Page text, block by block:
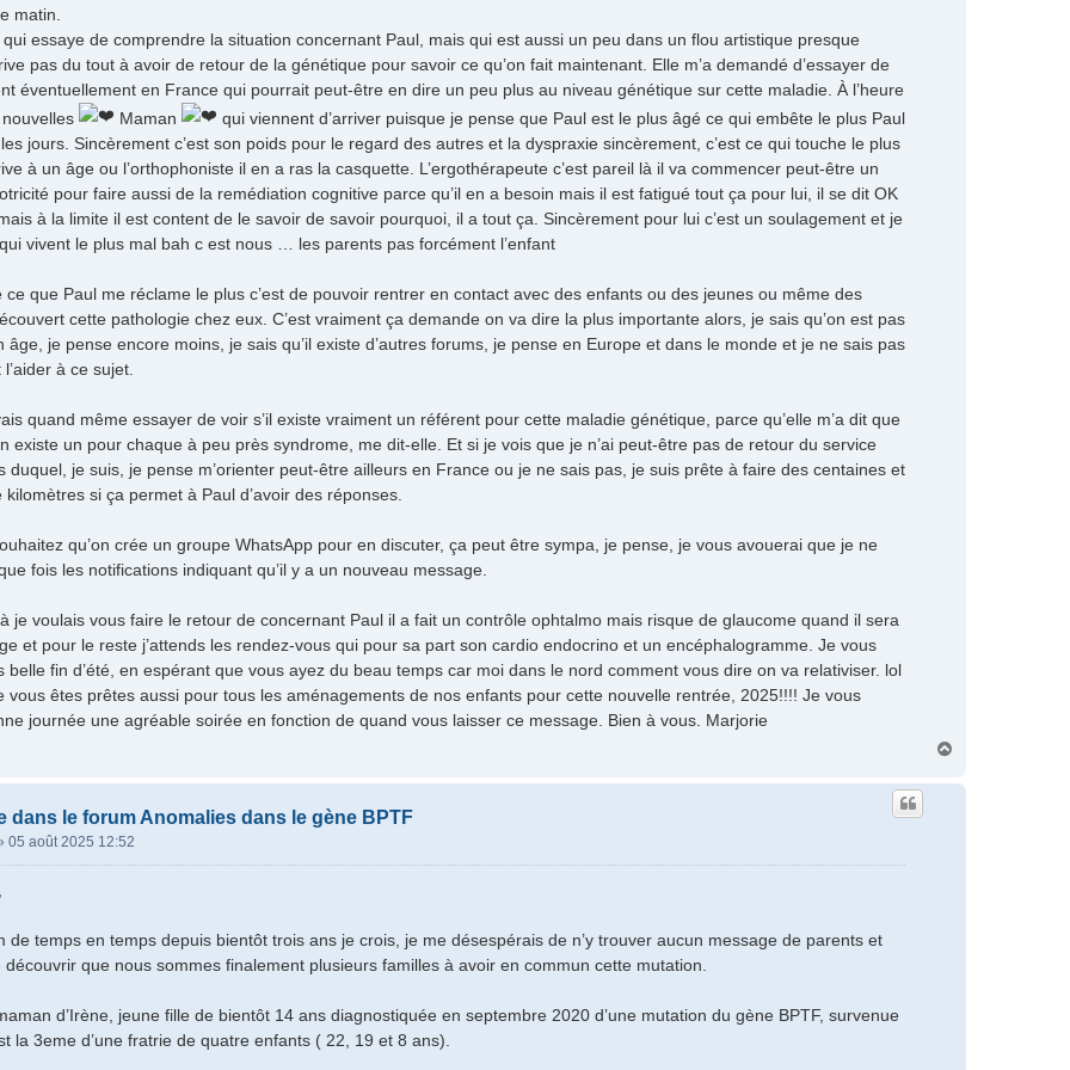
matin.
essaye de comprendre la situation concernant Paul, mais qui est aussi un peu dans un flou artistique presque
pas du tout à avoir de retour de la génétique pour savoir ce qu’on fait maintenant. Elle m’a demandé d’essayer de
éventuellement en France qui pourrait peut-être en dire un peu plus au niveau génétique sur cette maladie. À l’heure
Maman
qui viennent d’arriver puisque je pense que Paul est le plus âgé ce qui embête le plus Paul
jours. Sincèrement c’est son poids pour le regard des autres et la dyspraxie sincèrement, c’est ce qui touche le plus
à un âge ou l’orthophoniste il en a ras la casquette. L’ergothérapeute c’est pareil là il va commencer peut-être un
pour faire aussi de la remédiation cognitive parce qu’il en a besoin mais il est fatigué tout ça pour lui, il se dit OK
à la limite il est content de le savoir de savoir pourquoi, il a tout ça. Sincèrement pour lui c’est un soulagement et je
vivent le plus mal bah c est nous … les parents pas forcément l’enfant
ce que Paul me réclame le plus c’est de pouvoir rentrer en contact avec des enfants ou des jeunes ou même des
cette pathologie chez eux. C’est vraiment ça demande on va dire la plus importante alors, je sais qu’on est pas
âge, je pense encore moins, je sais qu’il existe d’autres forums, je pense en Europe et dans le monde et je ne sais pas
à ce sujet.
quand même essayer de voir s’il existe vraiment un référent pour cette maladie génétique, parce qu’elle m’a dit que
existe un pour chaque à peu près syndrome, me dit-elle. Et si je vois que je n’ai peut-être pas de retour du service
duquel, je suis, je pense m’orienter peut-être ailleurs en France ou je ne sais pas, je suis prête à faire des centaines et
si ça permet à Paul d’avoir des réponses.
qu’on crée un groupe WhatsApp pour en discuter, ça peut être sympa, je pense, je vous avouerai que je ne
fois les notifications indiquant qu’il y a un nouveau message.
je voulais vous faire le retour de concernant Paul il a fait un contrôle ophtalmo mais risque de glaucome quand il sera
et pour le reste j’attends les rendez-vous qui pour sa part son cardio endocrino et un encéphalogramme. Je vous
belle fin d’été, en espérant que vous ayez du beau temps car moi dans le nord comment vous dire on va relativiser. lol
vous êtes prêtes aussi pour tous les aménagements de nos enfants pour cette nouvelle rentrée, 2025!!!! Je vous
journée une agréable soirée en fonction de quand vous laisser ce message. Bien à vous. Marjorie
u
dans le forum Anomalies dans le gène BPTF
05 août 2025 12:52
de temps en temps depuis bientôt trois ans je crois, je me désespérais de n’y trouver aucun message de parents et
que nous sommes finalement plusieurs familles à avoir en commun cette mutation.
d’Irène, jeune fille de bientôt 14 ans diagnostiquée en septembre 2020 d’une mutation du gène BPTF, survenue
la 3eme d’une fratrie de quatre enfants ( 22, 19 et 8 ans).